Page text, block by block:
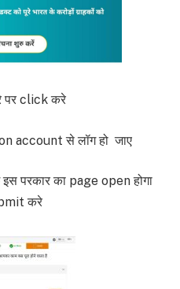
पर click करे
account से लॉग हो जाए
परकार का page open होगा
करे